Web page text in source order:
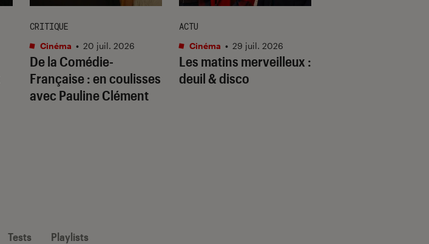
De la Comédie-
Française: en coulisses
avec Pauline Clément
CRITIQUE
Cinéma • 20 juil. 2026
Les matins merveilleux :
deuil & disco
ACTU
Cinéma • 29 juil. 2026
Tests Playlists